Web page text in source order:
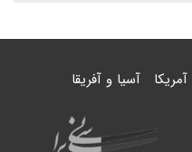
آمریکا آسیا و آفریقا